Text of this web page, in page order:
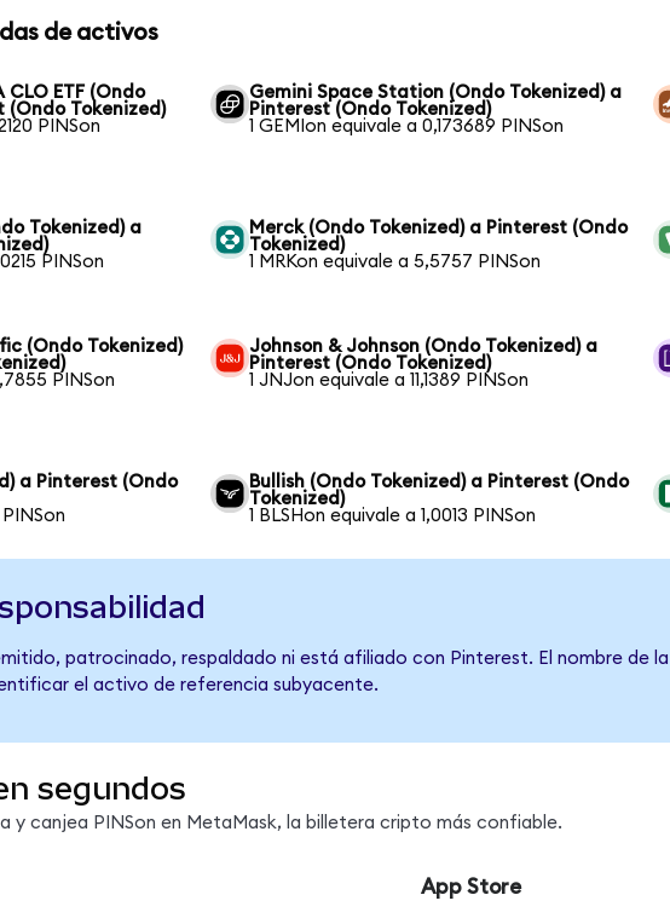
de activos
CLO ETF (Ondo
(Ondo Tokenized)
PINSon
Gemini Space Station (Ondo Tokenized) a
Pinterest (Ondo Tokenized)
1 GEMIon equivale a 0,173689 PINSon
Tokenized) a
PINSon
Merck (Ondo Tokenized) a Pinterest (Ondo
Tokenized)
1 MRKon equivale a 5,5757 PINSon
(Ondo Tokenized)
PINSon
Johnson & Johnson (Ondo Tokenized) a
Pinterest (Ondo Tokenized)
1 JNJon equivale a 11,1389 PINSon
a Pinterest (Ondo
Bullish (Ondo Tokenized) a Pinterest (Ondo
Tokenized)
1 BLSHon equivale a 1,0013 PINSon
patrocinado, respaldado ni está afiliado con Pinterest. El nombre de
el activo de referencia subyacente.
segundos
y canjea PINSon en MetaMask, la billetera cripto más confiable.
App Store